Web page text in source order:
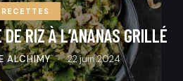
RECETTES
RIZ À L’ANANAS GRILLÉ
ALCHIMY 22 juin 2024